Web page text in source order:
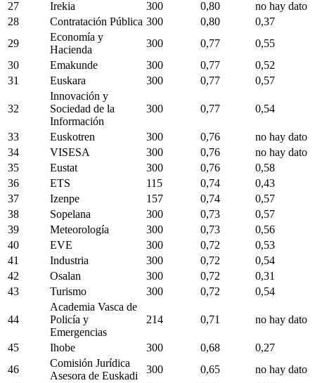
27
Irekia 300 0,80
no hay dato
28
Contratación Pública 300 0,80
0,37
29
Economía y
Hacienda
300 0,77
0,55
30
Emakunde 300 0,77
0,52
31
Euskara 300 0,77 0,57
32
Innovación y
Sociedad de la
Información
300 0,77 0,54
33 Euskotren 300 0,76
no hay dato
34
VISESA 300 0,76
no hay dato
35
Eustat 300 0,76
0,58
36
ETS 115 0,74
0,43
37
Izenpe 157 0,74
0,57
38
Sopelana 300 0,73
0,57
39
Meteorología 300 0,73
0,56
40
EVE 300 0,72
0,53
41
Industria 300 0,72
0,54
42
Osalan 300 0,72
0,31
43
Turismo 300 0,72 0,54
44
Academia Vasca de
Policía y
Emergencias
214 0,71 no hay dato
45 Ihobe 300 0,68
0,27
46
Comisión Jurídica
Asesora de Euskadi
300 0,65
no hay dato